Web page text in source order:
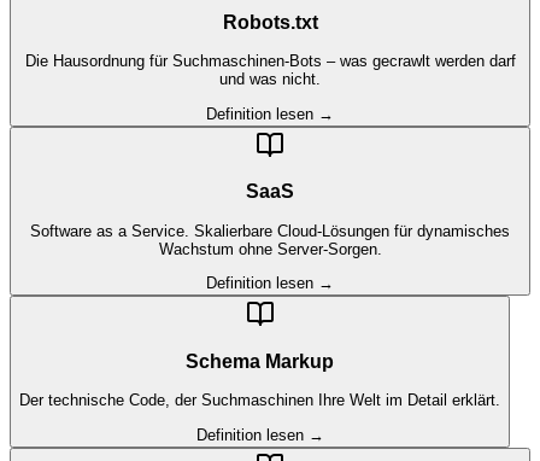
Robots.txt
Die Hausordnung für Suchmaschinen-Bots – was gecrawlt werden darf
und was nicht.
Definition lesen →
SaaS
Software as a Service. Skalierbare Cloud-Lösungen für dynamisches
Wachstum ohne Server-Sorgen.
Definition lesen →
Schema Markup
Der technische Code, der Suchmaschinen Ihre Welt im Detail erklärt.
Definition lesen →